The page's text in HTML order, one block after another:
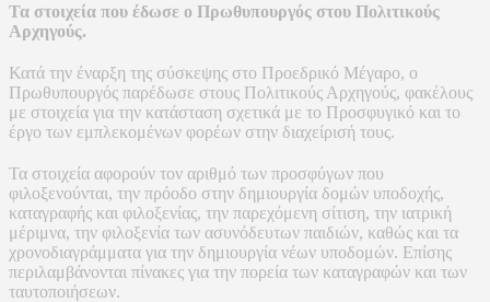
Τα στοιχεία που έδωσε ο Πρωθυπουργός στου Πολιτικούς
Αρχηγούς.
Κατά την έναρξη της σύσκεψης στο Προεδρικό Μέγαρο, ο
Πρωθυπουργός παρέδωσε στους Πολιτικούς Αρχηγούς, φακέλους
με στοιχεία για την κατάσταση σχετικά με το Προσφυγικό και το
έργο των εμπλεκομένων φορέων στην διαχείρισή τους.
Τα στοιχεία αφορούν τον αριθμό των προσφύγων που
φιλοξενούνται, την πρόοδο στην δημιουργία δομών υποδοχής,
καταγραφής και φιλοξενίας, την παρεχόμενη σίτιση, την ιατρική
μέριμνα, την φιλοξενία των ασυνόδευτων παιδιών, καθώς και τα
χρονοδιαγράμματα για την δημιουργία νέων υποδομών. Επίσης
περιλαμβάνονται πίνακες για την πορεία των καταγραφών και των
ταυτοποιήσεων.